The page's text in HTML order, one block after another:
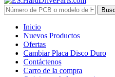
Inicio
Nuevos Productos
Ofertas
Cambiar Placa Disco Duro
Contáctenos
Carro de la compra